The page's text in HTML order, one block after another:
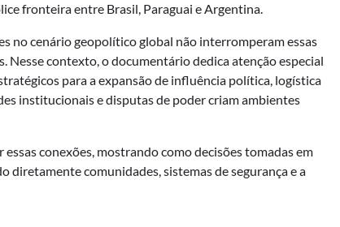
fronteira entre Brasil, Paraguai e Argentina.
no cenário geopolítico global não interromperam essas
Nesse contexto, o documentário dedica atenção especial
para a expansão de influência política, logística
institucionais e disputas de poder criam ambientes
conexões, mostrando como decisões tomadas em
diretamente comunidades, sistemas de segurança e a